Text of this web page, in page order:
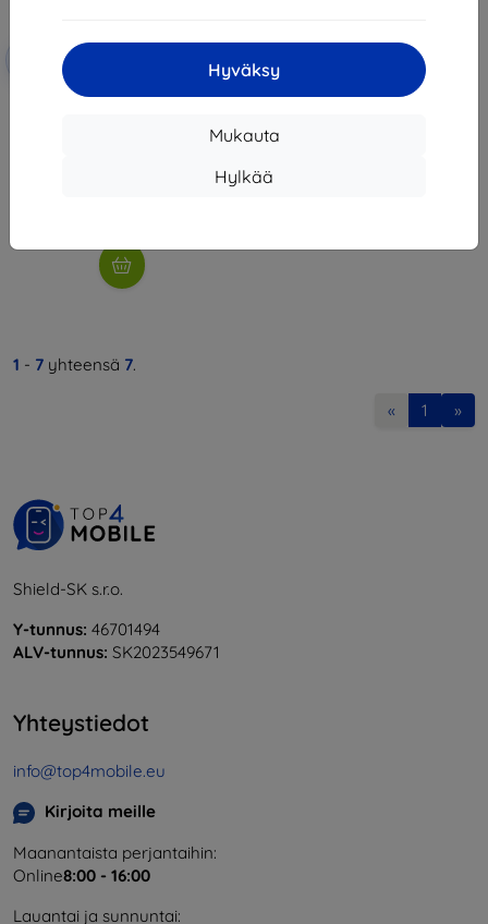
Hyväksy
Mukauta
Hylkää
Alennus
TECH-PROTECT SC Pen Xiaomi
1 - 7 yhteensä 7.
« 1 »
Shield-SK s.r.o.
Y-tunnus: 46701494
ALV-tunnus: SK2023549671
Yhteystiedot
info@top4mobile.eu
Kirjoita meille
Maanantaista perjantaihin:
Online8:00 - 16:00
Lauantai ja sunnuntai: